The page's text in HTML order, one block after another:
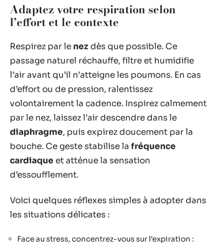
Adaptez votre respiration selon
l’effort et le contexte
Respirez par le nez dès que possible. Ce
passage naturel réchauffe, filtre et humidifie
l’air avant qu’il n’atteigne les poumons. En cas
d’effort ou de pression, ralentissez
volontairement la cadence. Inspirez calmement
par le nez, laissez l’air descendre dans le
diaphragme, puis expirez doucement par la
bouche. Ce geste stabilise la fréquence
cardiaque et atténue la sensation
d’essoufflement.
Voici quelques réflexes simples à adopter dans
les situations délicates :
Face au stress, concentrez-vous sur l’expiration :